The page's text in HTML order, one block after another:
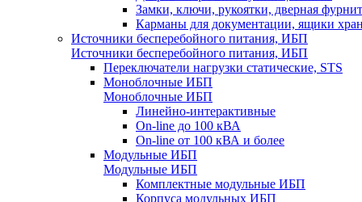
Замки, ключи, рукоятки, дверная
Карманы для документации, ящики
Источники бесперебойного питания, ИБП
Источники бесперебойного питания, ИБП
Переключатели нагрузки статические, STS
Моноблочные ИБП
Моноблочные ИБП
Линейно-интерактивные
On-line до 100 кВА
On-line от 100 кВА и более
Модульные ИБП
Модульные ИБП
Комплектные модульные ИБП
Корпуса модульных ИБП